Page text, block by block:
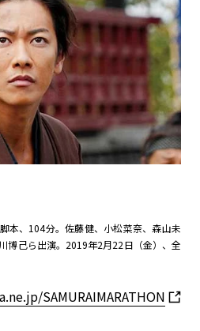
本、104分。佐藤健、小松菜奈、森山未
博己ら出演。2019年2月22日（金）、全
SAMURAIMARATHON